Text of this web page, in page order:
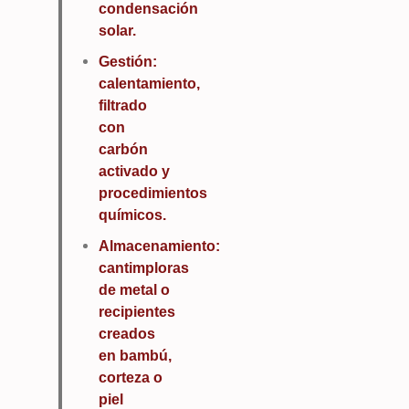
condensación
solar.
Gestión:
calentamiento,
filtrado
con
carbón
activado y
procedimientos
químicos.
Almacenamiento:
cantimploras
de metal o
recipientes
creados
en bambú,
corteza o
piel